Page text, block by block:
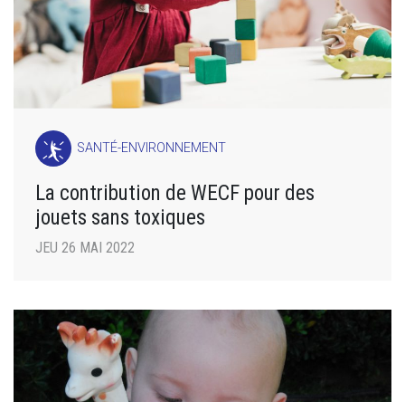
SANTÉ-ENVIRONNEMENT
La contribution de WECF pour des
jouets sans toxiques
JEU 26 MAI 2022